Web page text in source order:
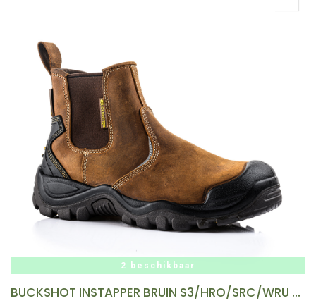
2 beschikbaar
BUCKSHOT INSTAPPER BRUIN S3/HRO/SRC/WRU MT 45 REF:BSH006BR-45 BUCKBOOTZ